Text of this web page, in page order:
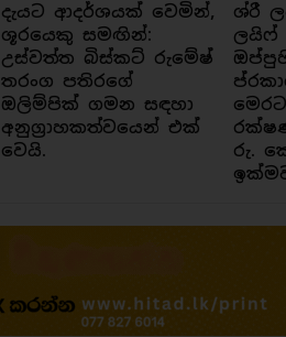
දැයට ආදර්ශයක් වෙමින්,
ශූරයෙකු සමඟින්:
උස්වත්ත බිස්කට් රුමේෂ්
තරංග පතිරගේ
ඔලිම්පික් ගමන සඳහා
අනුග්‍රාහකත්වයෙන් එක්
වෙයි.
ශ්රී
ලයිෆ්
රු.